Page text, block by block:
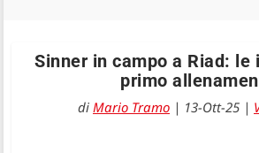
Sinner in campo a Riad: le
primo
di Mario Tramo | 13-Ott-25 |